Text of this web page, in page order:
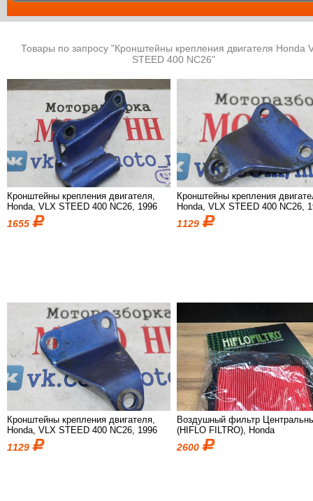
Товары по запросу "Кронштейны крепления двигателя Honda
STEED 400 NC26"
Кронштейны крепления двигателя,
Honda, VLX STEED 400 NC26, 1996
1655
Кронштейны крепления
Honda, VLX STEED 400 NC26,
1129
Кронштейны крепления двигателя,
Honda, VLX STEED 400 NC26, 1996
1129
Воздушный фильтр
(HIFLO FILTRO), Honda
2600